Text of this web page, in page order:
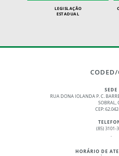
LEGISLAÇÃO
ESTADUAL
CODED/
SEDE
RUA DONA IOLANDA P. C.
SOBRAL,
CEP:
(85) 3101-
.
HORÁRIO DE